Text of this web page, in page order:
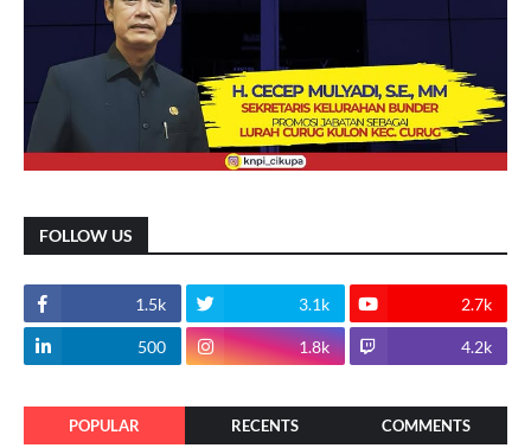
FOLLOW US
1.5k 3.1k 2.7k
500 1.8k 4.2k
POPULAR RECENTS COMMENTS